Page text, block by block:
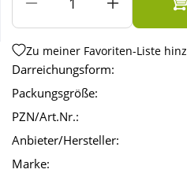
Wellness
Zu meiner Favoriten-Liste
Darreichungsform:
Packungsgröße:
PZN/Art.Nr.:
Anbieter/Hersteller:
Marke: